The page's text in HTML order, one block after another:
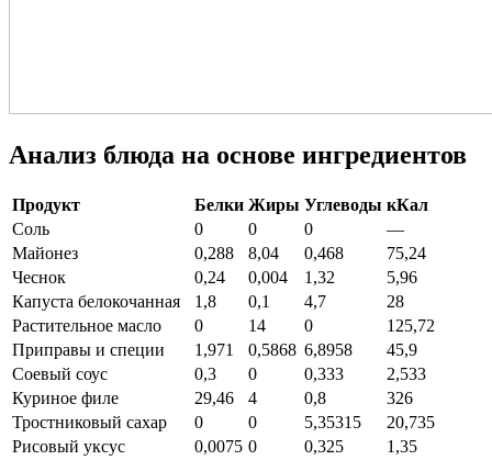
Анализ блюда на основе ингредиентов
Продукт Белки Жиры Углеводы кКал
Соль
0 0 0
—
Майонез
0,288 8,04 0,468
75,24
Чеснок
0,24 0,004 1,32
5,96
Капуста белокочанная
1,8 0,1 4,7
28
Растительное масло
0 14 0
125,72
Приправы и специи
1,971 0,5868 6,8958
45,9
Соевый соус
0,3 0 0,333
2,533
Куриное филе
29,46 4 0,8
326
Тростниковый сахар
0 0 5,35315
20,735
Рисовый уксус
0,0075 0 0,325
1,35